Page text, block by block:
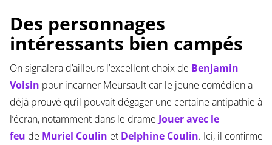
Des personnages
intéressants bien campés
On signalera d’ailleurs l’excellent choix de Benjamin
Voisin pour incarner Meursault car le jeune comédien a
déjà prouvé qu’il pouvait dégager une certaine antipathie à
l’écran, notamment dans le drame Jouer avec le
feu de Muriel Coulin et Delphine Coulin. Ici, il confirme